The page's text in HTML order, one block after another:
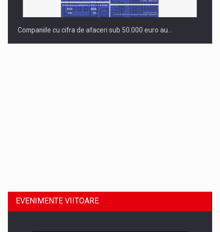
Companiile cu cifra de afaceri sub 50.000 euro au…
EVENIMENTE VIITOARE